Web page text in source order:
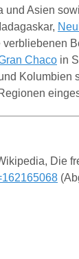
und Asien
Chaco in
Kolumbien
Die